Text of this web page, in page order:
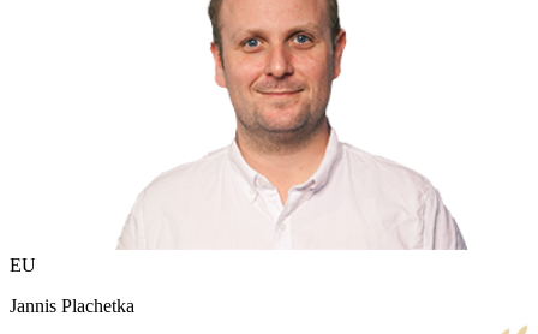
EU
Jannis Plachetka